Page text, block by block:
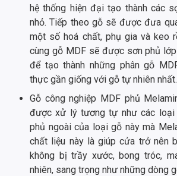
hệ thống hiện đại tạo thành các
nhỏ. Tiếp theo gỗ sẽ được đưa
một số hoá chất, phụ gia và keo
cùng gỗ MDF sẽ được sơn phủ
để tạo thành những phân gỗ
thực gần giống với gỗ tự nhiên nhất.
Gỗ công nghiệp MDF phủ
được xử lý tương tự như các loại
phủ ngoài của loại gỗ này mà
chất liệu này là giúp cửa trở nên
không bị trầy xước, bong tróc,
nhiên, sang trọng như những dòng